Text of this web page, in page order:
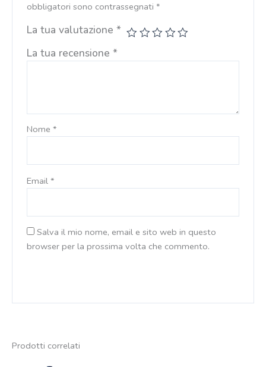
obbligatori sono contrassegnati*
La tua valutazione*
La tua recensione*
Nome*
Email*
Salva il mio nome, email e sito web in questo
browser per la prossima volta che commento.
Prodotti correlati